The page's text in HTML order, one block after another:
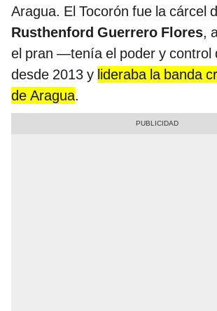
Aragua. El Tocorón fue la cárcel
Rusthenford Guerrero Flores,
el pran —tenía el poder y
desde 2013 y lideraba la banda
de Aragua.